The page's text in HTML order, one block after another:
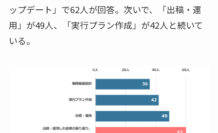
ップデート」で62人が回答。次いで、「出稿・運
用」が49人、「実行プラン作成」が42人と続いて
いる。